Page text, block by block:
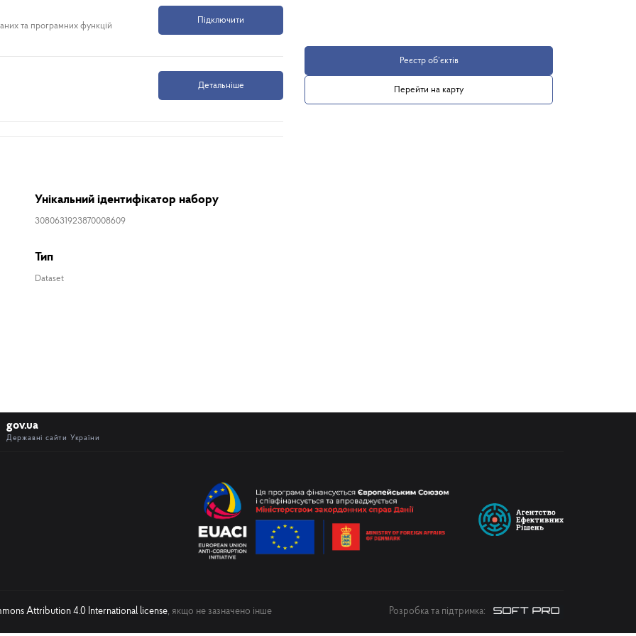
та програмних функцій
Підключити
Детальніше
Унікальний ідентифікатор набору
3080631923870008609
Тип
Dataset
Реєстр об’єктів
Перейти на карту
gov.ua
Державні сайти України
Attribution 4.0 International license, якщо не зазначено інше Розробка та підтримка: